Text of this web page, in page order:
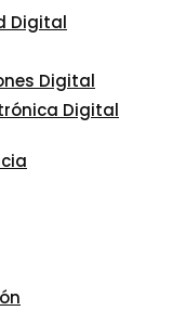
Digital
Digital
Digital